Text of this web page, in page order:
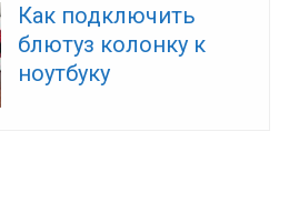
Как подключить
блютуз колонку к
ноутбуку